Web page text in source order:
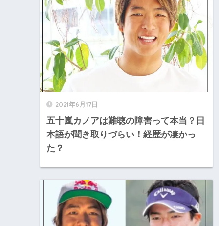
2021年6月17日
五十嵐カノアは難聴の障害って本当？日
本語が聞き取りづらい！経歴が凄かっ
た？